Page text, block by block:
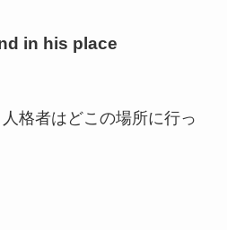
in his place
人格者はどこの場所に行っ